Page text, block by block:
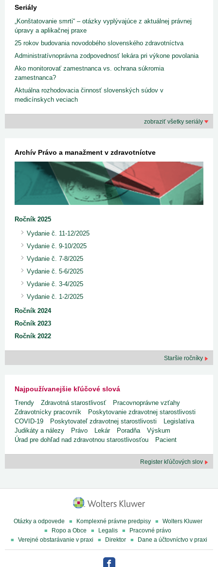
Seriály
„Konštatovanie smrti“ – otázky vyplývajúce z aktuálnej právnej
úpravy a aplikačnej praxe
25 rokov budovania novodobého slovenského zdravotníctva
Administratívnoprávna zodpovednosť lekára pri výkone povolania
Ako monitorovať zamestnanca vs. ochrana súkromia
zamestnanca?
Aktuálna rozhodovacia činnosť slovenských súdov v
medicínskych veciach
zobraziť všetky seriály
Archív Právo a manažment v zdravotníctve
Ročník 2025
Vydanie č. 11-12/2025
Vydanie č. 9-10/2025
Vydanie č. 7-8/2025
Vydanie č. 5-6/2025
Vydanie č. 3-4/2025
Vydanie č. 1-2/2025
Ročník 2024
Ročník 2023
Ročník 2022
Staršie ročníky
Najpoužívanejšie kľúčové slová
Trendy Zdravotná starostlivosť
Pracovnoprávne vzťahy
Zdravotnícky pracovník
Poskytovanie zdravotnej starostlivosti
COVID-19
Poskytovateľ zdravotnej starostlivosti
Legislatíva
Judikáty a nálezy
Právo Lekár Poradňa
Výskum
Úrad pre dohľad nad zdravotnou starostlivosťou
Pacient
Register kľúčových slov
Otázky a odpovede Komplexné právne predpisy
Wolters Kluwer
Ropo a Obce
Legalis
Pracovné právo
Verejné obstarávanie v praxi
Direktor Dane a účtovníctvo v praxi